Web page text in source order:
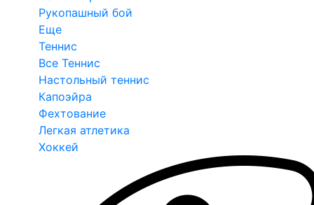
Рукопашный бой
Еще
Теннис
Все Теннис
Настольный теннис
Капоэйра
Фехтование
Легкая атлетика
Хоккей